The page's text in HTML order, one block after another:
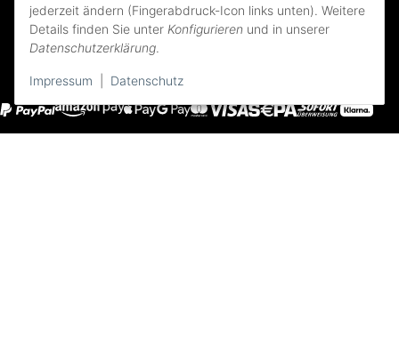
jederzeit ändern (Fingerabdruck-Icon links unten). Weitere
Details finden Sie unter Konfigurieren und in unserer
Datenschutzerklärung.
Impressum Datenschutz
FOLGE UNS